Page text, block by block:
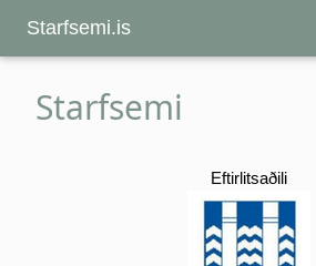
Starfsemi.is
Starfsemi
Eftirlitsaðili